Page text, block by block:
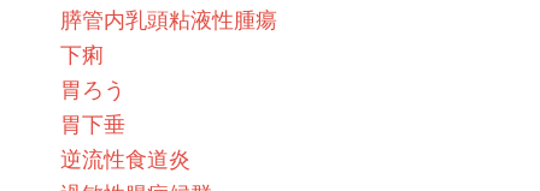
膵管内乳頭粘液性腫瘍
下痢
胃ろう
胃下垂
逆流性食道炎